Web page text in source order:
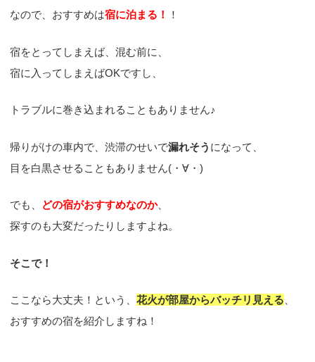
なので、おすすめは宿に泊まる！ ！
宿をとってしまえば、混む前に、
宿に入ってしまえばOKですし、
トラブルに巻き込まれることもありません♪
帰りがけの車内で、渋滞のせいで漏れそう になって、
目を白黒させることもありません(・∀・)
でも、 どの宿がおすすめなのか、
探すのも大変だったりしますよね。
そこで！
ここなら大丈夫！という、花火が部屋からバッチリ見える
おすすめの宿を紹介しますね！